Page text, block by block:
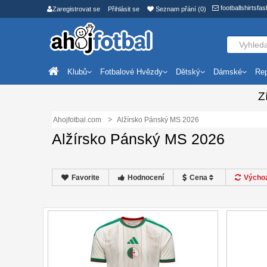
Zaregistrovat se Přihlásit se Seznam přání (0)
Klubů Fotbalové Hvězdy Dětský Dámské
Ahojfotbal.com Alžírsko Pánský MS 2026
Alžírsko Pánský MS 2026
Favorite Hodnocení Cena